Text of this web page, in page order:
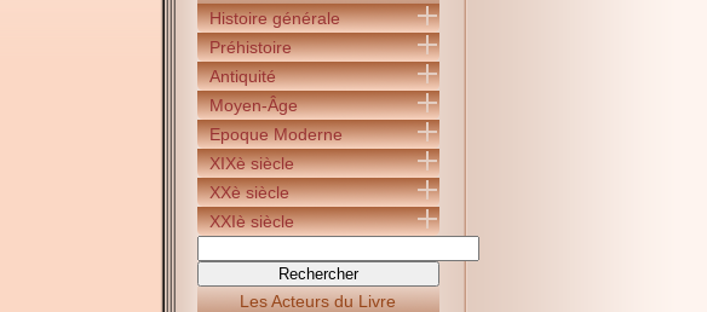
Histoire générale
Préhistoire
Antiquité
Moyen-Âge
Epoque Moderne
XIXè siècle
XXè siècle
XXIè siècle
Les Acteurs du Livre